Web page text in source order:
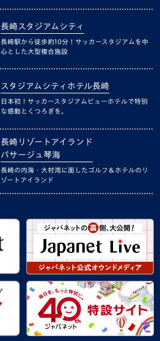
長崎スタジアムシティ
長崎駅から徒歩約10分！サッカースタジアムを中
心とした大型複合施設
スタジアムシティホテル長崎
日本初！サッカースタジアムビューホテルで特別
な感動とくつろぎを。
長崎リゾートアイランド
パサージュ琴海
長崎の内海・大村湾に面したゴルフ＆ホテルのリ
ゾートアイランド